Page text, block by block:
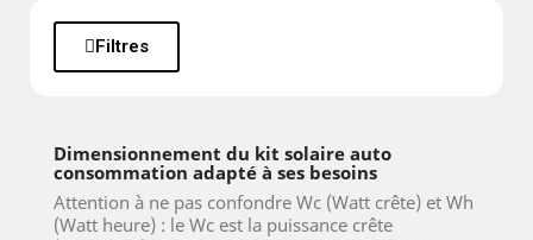
Filtres
Dimensionnement du kit solaire auto
consommation adapté à ses besoins
Attention à ne pas confondre Wc (Watt crête) et Wh
(Watt heure) : le Wc est la puissance crête